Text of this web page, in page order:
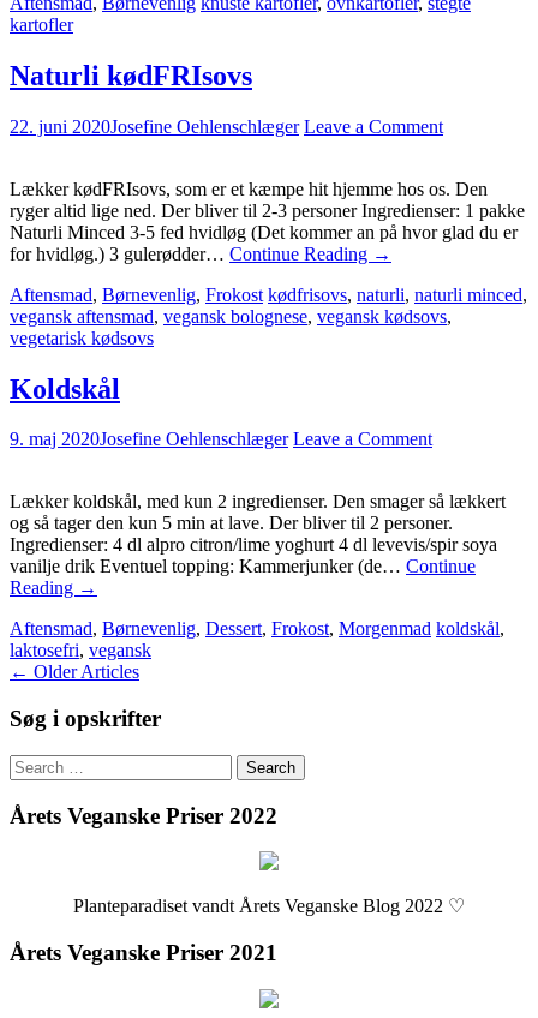
kartofler
Naturli kødFRIsovs
22. juni 2020Josefine Oehlenschlæger Leave a Comment
Lækker kødFRIsovs, som er et kæmpe hit hjemme hos os. Den
ryger altid lige ned. Der bliver til 2-3 personer Ingredienser: 1 pakke
Naturli Minced 3-5 fed hvidløg (Det kommer an på hvor glad du er
for hvidløg.) 3 gulerødder… Continue Reading →
Aftensmad, Børnevenlig, Frokost kødfrisovs, naturli, naturli minced,
vegansk aftensmad, vegansk bolognese, vegansk kødsovs,
vegetarisk kødsovs
Koldskål
9. maj 2020Josefine Oehlenschlæger Leave a Comment
Lækker koldskål, med kun 2 ingredienser. Den smager så lækkert
og så tager den kun 5 min at lave. Der bliver til 2 personer.
Ingredienser: 4 dl alpro citron/lime yoghurt 4 dl levevis/spir soya
vanilje drik Eventuel topping: Kammerjunker (de… Continue
Reading →
Aftensmad, Børnevenlig, Dessert, Frokost, Morgenmad koldskål,
laktosefri, vegansk
Post
← Older Articles
Søg i opskrifter
Search
for:
Årets Veganske Priser 2022
Planteparadiset vandt Årets Veganske Blog 2022 ♡
Årets Veganske Priser 2021